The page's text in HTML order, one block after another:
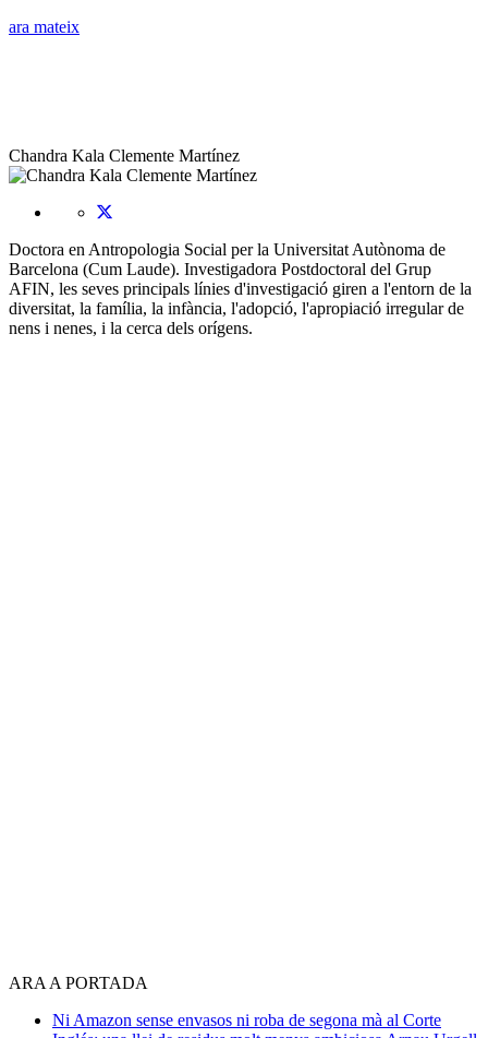
ara mateix
Chandra Kala Clemente Martínez
Doctora en Antropologia Social per la Universitat Autònoma de
Barcelona (Cum Laude). Investigadora Postdoctoral del Grup
AFIN, les seves principals línies d'investigació giren a l'entorn de la
diversitat, la família, la infància, l'adopció, l'apropiació irregular de
nens i nenes, i la cerca dels orígens.
ARA A PORTADA
Ni Amazon sense envasos ni roba de segona mà al Corte